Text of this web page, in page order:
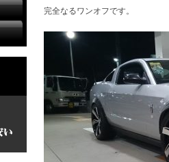
完全なるワンオフです。